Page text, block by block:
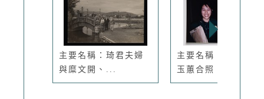
主要名稱：琦君夫婦
與糜文開、...
主要名稱：琦君與廖
玉蕙合照